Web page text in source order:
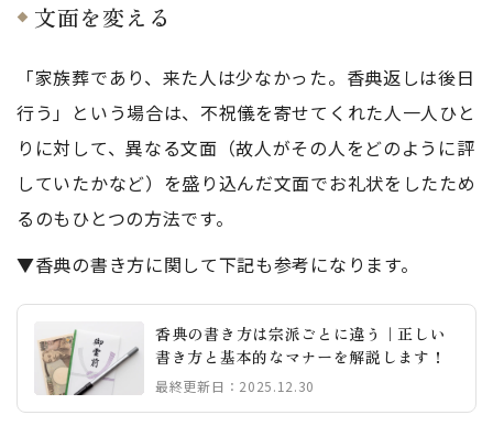
文面を変える
「家族葬であり、来た人は少なかった。香典返しは後日
行う」という場合は、不祝儀を寄せてくれた人一人ひと
りに対して、異なる文面（故人がその人をどのように評
していたかなど）を盛り込んだ文面でお礼状をしたため
るのもひとつの方法です。
▼香典の書き方に関して下記も参考になります。
香典の書き方は宗派ごとに違う｜正しい
書き方と基本的なマナーを解説します！
最終更新日：2025.12.30